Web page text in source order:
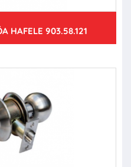
HAFELE 903.58.121